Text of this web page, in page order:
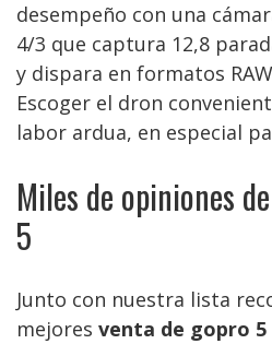
desempeño con una
4/3 que captura 12,8
y dispara en formatos
Escoger el dron
labor ardua, en especial
Miles de opiniones
5
Junto con nuestra lista
mejores venta de gopro 5